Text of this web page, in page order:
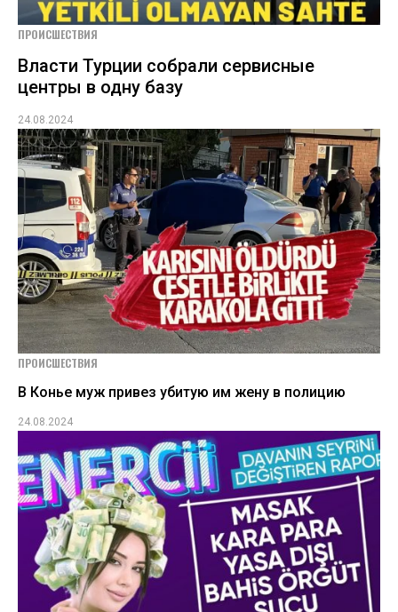
ПРОИСШЕСТВИЯ
Власти Турции собрали сервисные
центры в одну базу
24.08.2024
ПРОИСШЕСТВИЯ
В Конье муж привез убитую им жену в полицию
24.08.2024